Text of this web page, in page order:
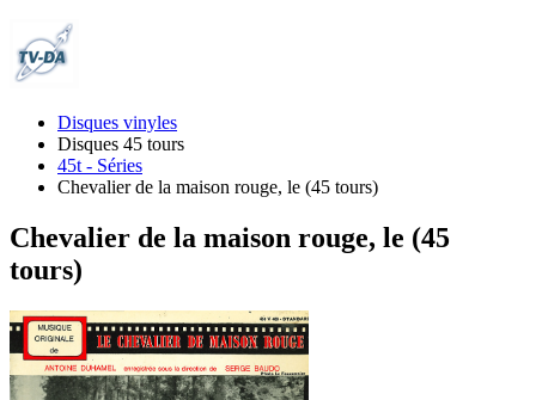
Disques vinyles
Disques 45 tours
45t - Séries
Chevalier de la maison rouge, le (45 tours)
Chevalier de la maison rouge, le (45
tours)